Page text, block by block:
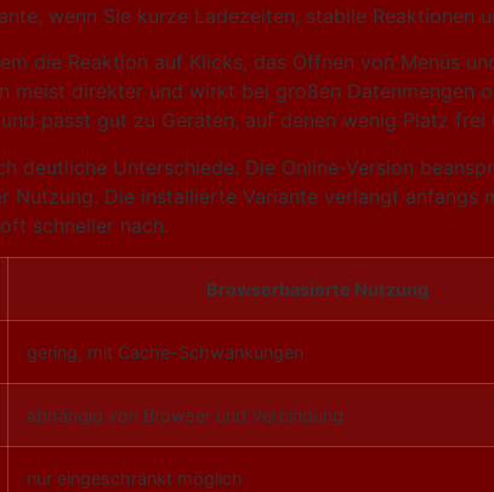
wenn Sie kurze Ladezeiten, stabile
die Reaktion auf Klicks, das Öffnen von Menüs
meist direkter und wirkt bei großen
passt gut zu Geräten, auf denen wenig Platz frei
deutliche Unterschiede. Die Online-Version
Nutzung. Die installierte Variante verlangt
schneller nach.
Browserbasierte Nutzung
gering, mit Cache-Schwankungen
abhängig von Browser und Verbindung
nur eingeschränkt möglich